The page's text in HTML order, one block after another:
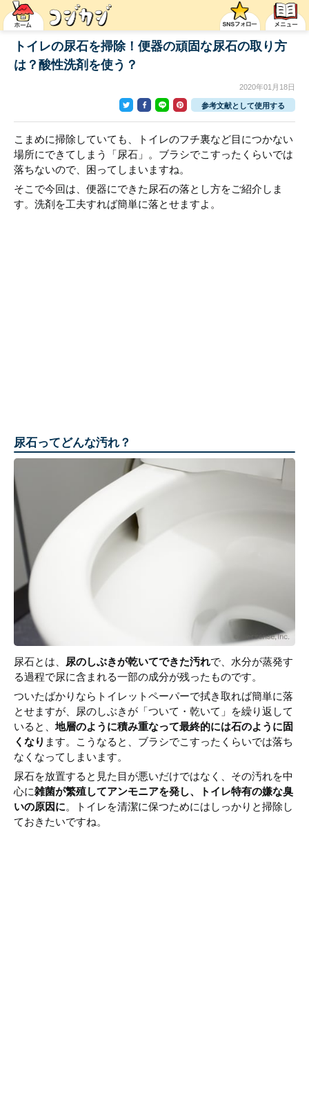
トイレの尿石を掃除！便器の頑固な尿石の取り方
は？酸性洗剤を使う？
2020年01月18日
参考文献として使用する
こまめに掃除していても、トイレのフチ裏など目につかない
場所にできてしまう「尿石」。ブラシでこすったくらいでは
落ちないので、困ってしまいますね。
そこで今回は、便器にできた尿石の落とし方をご紹介しま
す。洗剤を工夫すれば簡単に落とせますよ。
尿石ってどんな汚れ？
尿石とは、 尿のしぶきが乾いてできた汚れで、水分が蒸発す
る過程で尿に含まれる一部の成分が残ったものです。
ついたばかりならトイレットペーパーで拭き取れば簡単に落
とせますが、尿のしぶきが「ついて・乾いて」を繰り返して
いると、地層のように積み重なって最終的には石のように固
くなり ます。こうなると、ブラシでこすったくらいでは落ち
なくなってしまいます。
尿石を放置すると見た目が悪いだけではなく、その汚れを中
心に雑菌が繁殖してアンモニアを発し、トイレ特有の嫌な臭
いの原因に。トイレを清潔に保つためにはしっかりと掃除し
ておきたいですね。